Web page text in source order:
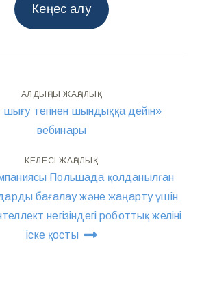
Кеңес алу
АЛДЫҢҒЫ ЖАҢАЛЫҚ
шығу тегінен шындыққа дейін»
вебинары
КЕЛЕСІ ЖАҢАЛЫҚ
Польшада қолданылған
бағалау және жаңарту үшін
негізіндегі роботтық желіні
іске қосты